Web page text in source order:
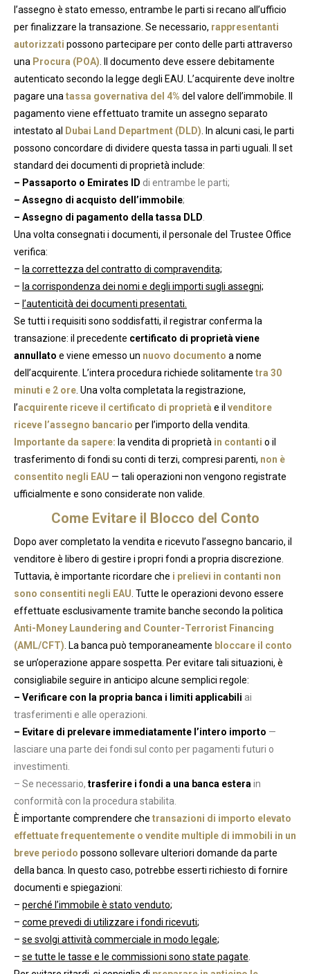
l’assegno è stato emesso, entrambe le parti si recano all’ufficio
per finalizzare la transazione. Se necessario, rappresentanti
autorizzati possono partecipare per conto delle parti attraverso
una Procura (POA) . Il documento deve essere debitamente
autenticato secondo la legge degli EAU. L’acquirente deve inoltre
pagare una tassa governativa del 4% del valore dell’immobile. Il
pagamento viene effettuato tramite un assegno separato
intestato al
Dubai Land Department (DLD) . In alcuni casi, le parti
possono concordare di dividere questa tassa in parti uguali. Il set
standard dei documenti di proprietà include:
– Passaporto o Emirates ID di entrambe le parti;
– Assegno di acquisto dell’immobile;
– Assegno di pagamento della tassa DLD
Una volta consegnati i documenti, il personale del Trustee Office
verifica:
– la correttezza del contratto di compravendita;
– la corrispondenza dei nomi e degli importi sugli assegni;
– l’autenticità dei documenti presentati.
Se tutti i requisiti sono soddisfatti, il registrar conferma la
transazione: il precedente certificato di proprietà viene
annullato e viene emesso un nuovo documento a nome
dell’acquirente. L’intera procedura richiede solitamente tra 30
minuti e 2 ore . Una volta completata la registrazione,
l’acquirente riceve il certificato di proprietà e il venditore
riceve l’assegno bancario per l’importo della vendita.
Importante da sapere: la vendita di proprietà in contanti o il
trasferimento di fondi su conti di terzi, compresi parenti, non è
consentito negli EAU — tali operazioni non vengono registrate
ufficialmente e sono considerate non valide.
Come Evitare il Blocco del Conto
Dopo aver completato la vendita e ricevuto l’assegno bancario, il
venditore è libero di gestire i propri fondi a propria discrezione.
Tuttavia, è importante ricordare che i prelievi in contanti non
sono consentiti negli EAU . Tutte le operazioni devono essere
effettuate esclusivamente tramite banche secondo la politica
Anti-Money Laundering and Counter-Terrorist Financing
(AML/CFT) . La banca può temporaneamente bloccare il conto
se un’operazione appare sospetta. Per evitare tali situazioni, è
consigliabile seguire in anticipo alcune semplici regole:
– Verificare con la propria banca i limiti applicabili ai
trasferimenti e alle operazioni.
– Evitare di prelevare immediatamente l’intero importo —
lasciare una parte dei fondi sul conto per pagamenti futuri o
investimenti.
– Se necessario, trasferire i fondi a una banca estera in
conformità con la procedura stabilita.
È importante comprendere che transazioni di importo elevato
effettuate frequentemente o vendite multiple di immobili in un
breve periodo possono sollevare ulteriori domande da parte
della banca. In questo caso, potrebbe esserti richiesto di fornire
documenti e spiegazioni:
– perché l’immobile è stato venduto;
– come prevedi di utilizzare i fondi ricevuti;
– se svolgi attività commerciale in modo legale;
– se tutte le tasse e le commissioni sono state pagate